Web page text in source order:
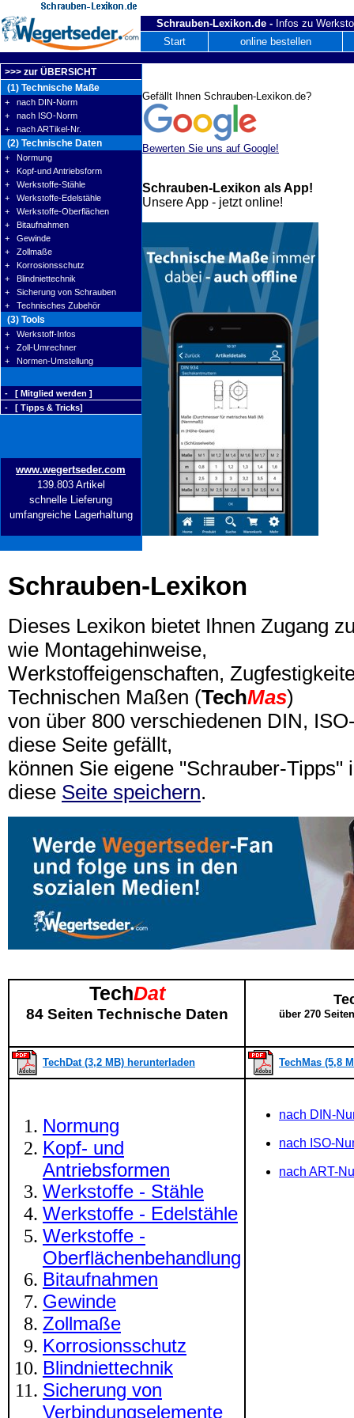
Schrauben-Lexikon.de - Infos zu
Start
online bestellen
>>> zur ÜBERSICHT
(1) Technische Maße
+ nach DIN-Norm
+ nach ISO-Norm
+ nach ARTikel-Nr.
(2) Technische Daten
+ Normung
+ Kopf-und Antriebsform
+ Werkstoffe-Stähle
+ Werkstoffe-Edelstähle
+ Werkstoffe-Oberflächen
+ Bitaufnahmen
+ Gewinde
+ Zollmaße
+ Korrosionsschutz
+ Blindniettechnik
+ Sicherung von Schrauben
+ Technisches Zubehör
(3) Tools
+ Werkstoff-Infos
+ Zoll-Umrechner
+ Normen-Umstellung
- [ Mitglied werden ]
- [ Tipps & Tricks]
www.wegertseder.com
139.803 Artikel
schnelle Lieferung
umfangreiche Lagerhaltung
Schrauben-Lexikon
Dieses Lexikon bietet Ihnen Zugang
wie Montagehinweise,
Werkstoffeigenschaften,
Technischen Maßen (TechMas)
von über 800 verschiedenen DIN,
diese Seite gefällt,
können Sie eigene "Schrauber-Tipps"
diese Seite speichern.
TechDat
84 Seiten Technische Daten über 270
TechDat (3,2 MB) herunterladen TechMas (5,8
Normung
Kopf- und
Antriebsformen
Werkstoffe - Stähle
Werkstoffe - Edelstähle
Werkstoffe -
Oberflächenbehandlung
Bitaufnahmen
Gewinde
Zollmaße
Korrosionsschutz
Blindniettechnik
Sicherung von
Verbindungselemente
nach DIN-
nach ISO-
nach ART-
Gefällt Ihnen Schrauben-Lexikon.de?
Bewerten Sie uns auf Google!
Schrauben-Lexikon als App!
Unsere App - jetzt online!